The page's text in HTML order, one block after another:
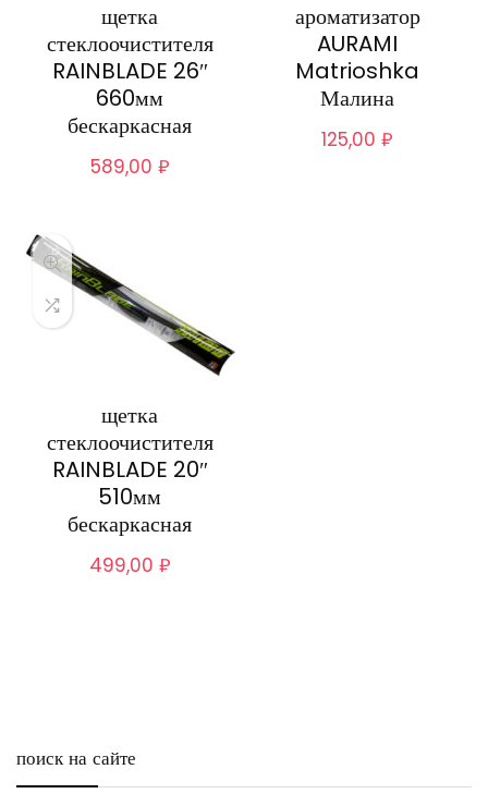
щетка
стеклоочистителя
RAINBLADE 26″
660мм
бескаркасная
589,00 ₽
ароматизатор
AURAMI
Matrioshka
Малина
125,00₽
щетка
стеклоочистителя
RAINBLADE 20″
510мм
бескаркасная
499,00 ₽
поиск на сайте